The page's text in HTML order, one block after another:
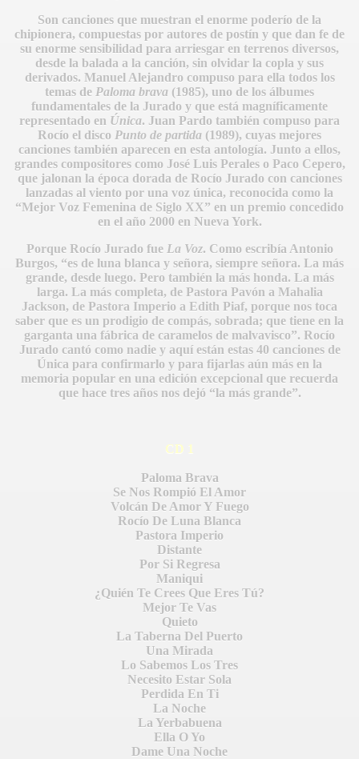
Son canciones que muestran el enorme poderío de la
chipionera, compuestas por autores de postín y que dan fe de
su enorme sensibilidad para arriesgar en terrenos diversos,
desde la balada a la canción, sin olvidar la copla y sus
derivados. Manuel Alejandro compuso para ella todos los
temas de Paloma brava (1985), uno de los álbumes
fundamentales de la Jurado y que está magníficamente
representado en Única. Juan Pardo también compuso para
Rocío el disco Punto de partida (1989), cuyas mejores
canciones también aparecen en esta antología. Junto a ellos,
grandes compositores como José Luis Perales o Paco Cepero,
que jalonan la época dorada de Rocío Jurado con canciones
lanzadas al viento por una voz única, reconocida como la
“Mejor Voz Femenina de Siglo XX” en un premio concedido
en el año 2000 en Nueva York.
Porque Rocío Jurado fue La Voz. Como escribía Antonio
Burgos, “es de luna blanca y señora, siempre señora. La más
grande, desde luego. Pero también la más honda. La más
larga. La más completa, de Pastora Pavón a Mahalia
Jackson, de Pastora Imperio a Edith Piaf, porque nos toca
saber que es un prodigio de compás, sobrada; que tiene en la
garganta una fábrica de caramelos de malvavisco”. Rocío
Jurado cantó como nadie y aquí están estas 40 canciones de
Única para confirmarlo y para fijarlas aún más en la
memoria popular en una edición excepcional que recuerda
que hace tres años nos dejó “la más grande”.
CD 1
Paloma Brava
Se Nos Rompió El Amor
Volcán De Amor Y Fuego
Rocío De Luna Blanca
Pastora Imperio
Distante
Por Si Regresa
Maniqui
¿Quién Te Crees Que Eres Tú?
Mejor Te Vas
Quieto
La Taberna Del Puerto
Una Mirada
Lo Sabemos Los Tres
Necesito Estar Sola
Perdida En Ti
La Noche
La Yerbabuena
Ella O Yo
Dame Una Noche